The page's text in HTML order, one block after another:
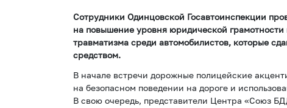
Сотрудники Одинцовской Госавтоинспекции
на повышение уровня юридической
травматизма среди автомобилистов, которые
средством.
В начале встречи дорожные полицейские
на безопасном поведении на дороге и
В свою очередь, представители Центра «Союз